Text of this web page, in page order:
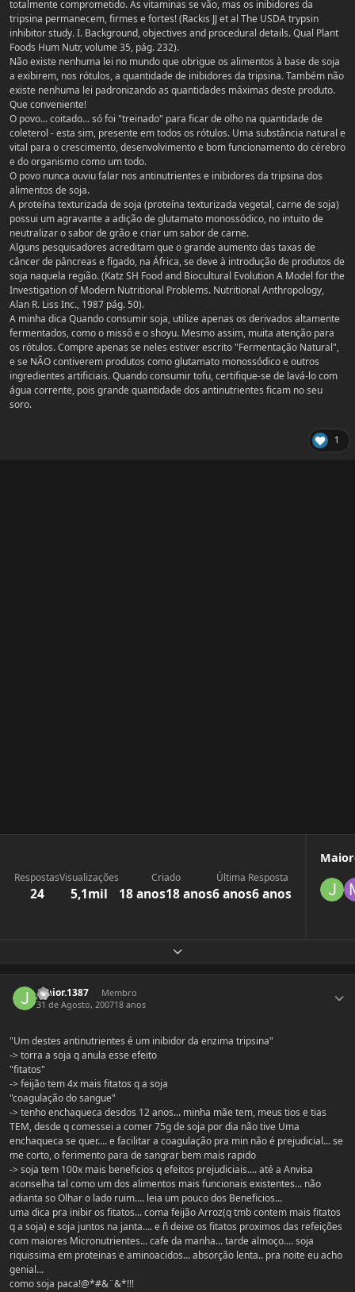
totalmente comprometido. As vitaminas se vão, mas os inibidores da
tripsina permanecem, firmes e fortes! (Rackis JJ et al The USDA trypsin
inhibitor study. I. Background, objectives and procedural details. Qual Plant
Foods Hum Nutr, volume 35, pág. 232).
Não existe nenhuma lei no mundo que obrigue os alimentos à base de soja
a exibirem, nos rótulos, a quantidade de inibidores da tripsina. Também não
existe nenhuma lei padronizando as quantidades máximas deste produto.
Que conveniente!
O povo... coitado... só foi "treinado" para ficar de olho na quantidade de
coleterol - esta sim, presente em todos os rótulos. Uma substância natural e
vital para o crescimento, desenvolvimento e bom funcionamento do cérebro
e do organismo como um todo.
O povo nunca ouviu falar nos antinutrientes e inibidores da tripsina dos
alimentos de soja.
A proteína texturizada de soja (proteína texturizada vegetal, carne de soja)
possui um agravante a adição de glutamato monossódico, no intuito de
neutralizar o sabor de grão e criar um sabor de carne.
Alguns pesquisadores acreditam que o grande aumento das taxas de
câncer de pâncreas e fígado, na África, se deve à introdução de produtos de
soja naquela região. (Katz SH Food and Biocultural Evolution A Model for the
Investigation of Modern Nutritional Problems. Nutritional Anthropology,
Alan R. Liss Inc., 1987 pág. 50).
A minha dica Quando consumir soja, utilize apenas os derivados altamente
fermentados, como o missô e o shoyu. Mesmo assim, muita atenção para
os rótulos. Compre apenas se neles estiver escrito "Fermentação Natural",
e se NÃO contiverem produtos como glutamato monossódico e outros
ingredientes artificiais. Quando consumir tofu, certifique-se de lavá-lo com
água corrente, pois grande quantidade dos antinutrientes ficam no seu
soro.
1
Respostas
24
Visualizações
5,1mil
Criado
18 anos18 anos
Última Resposta
6 anos6 anos
Expandir visão geral do tópico
junior.1387
Membro
31 de Agosto, 200718 anos
"Um destes antinutrientes é um inibidor da enzima tripsina"
-> torra a soja q anula esse efeito
"fitatos"
-> feijão tem 4x mais fitatos q a soja
"coagulação do sangue"
-> tenho enchaqueca desdos 12 anos... minha mãe tem, meus tios e tias
TEM, desde q comessei a comer 75g de soja por dia não tive Uma
enchaqueca se quer.... e facilitar a coagulação pra min não é prejudicial... se
me corto, o ferimento para de sangrar bem mais rapido
-> soja tem 100x mais beneficios q efeitos prejudiciais.... até a Anvisa
aconselha tal como um dos alimentos mais funcionais existentes... não
adianta so Olhar o lado ruim.... leia um pouco dos Beneficios...
uma dica pra inibir os fitatos... coma feijão Arroz(q tmb contem mais fitatos
q a soja) e soja juntos na janta.... e ñ deixe os fitatos proximos das refeições
com maiores Micronutrientes... cafe da manha... tarde almoço.... soja
riquissima em proteinas e aminoacidos... absorção lenta.. pra noite eu acho
genial...
como soja paca!@*#&¨&*!!!